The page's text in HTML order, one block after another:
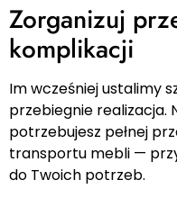
Zorganizuj
komplikacji
Im wcześniej ustalimy
przebiegnie realizacja.
potrzebujesz pełnej
transportu mebli —
do Twoich potrzeb.